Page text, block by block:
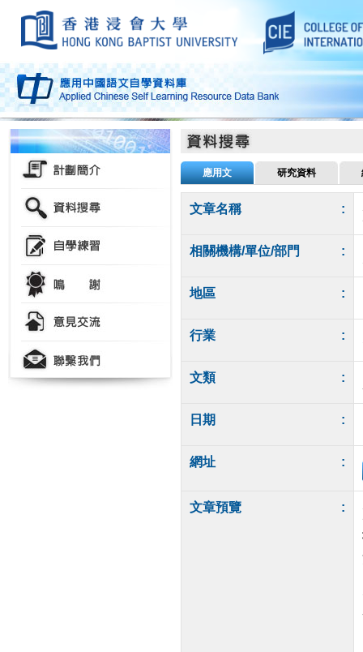
應用文 研究資料
文章名稱 :
相關機構/單位/部門 :
地區 :
行業 :
文類 :
日期 :
網址 :
文章預覽 :